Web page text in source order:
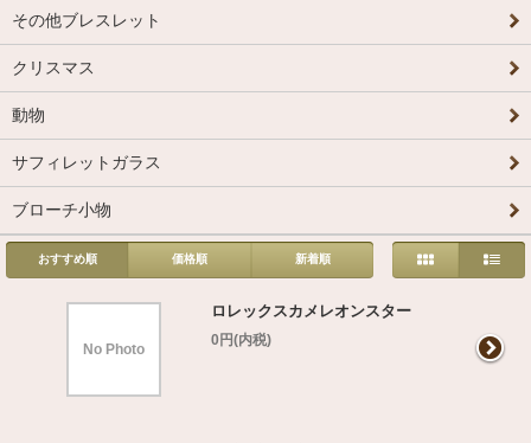
その他ブレスレット
クリスマス
動物
サフィレットガラス
ブローチ小物
おすすめ順 価格順 新着順
No Photo
ロレックスカメレオンスター
0円(内税)